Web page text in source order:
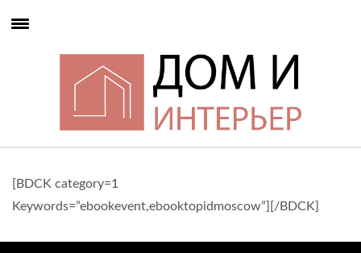
[BDCK category=1
Keywords=”ebookevent,ebooktopidmoscow”][/BDCK]